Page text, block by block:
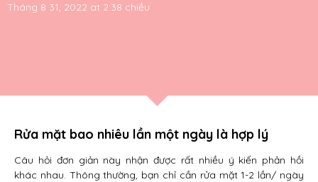
Tháng 8 31, 2022 at 2:38 chiều
Rửa mặt bao nhiêu lần một ngày là hợp lý
Câu hỏi đơn giản này nhận được rất nhiều ý kiến phản hồi
khác nhau. Thông thường, bạn chỉ cần rửa mặt 1-2 lần/ ngày